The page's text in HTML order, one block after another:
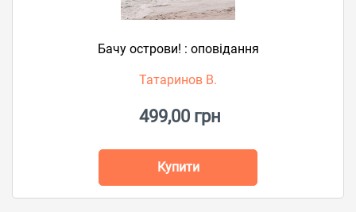
Бачу острови! : оповідання
Татаринов В.
499,00 грн
Купити